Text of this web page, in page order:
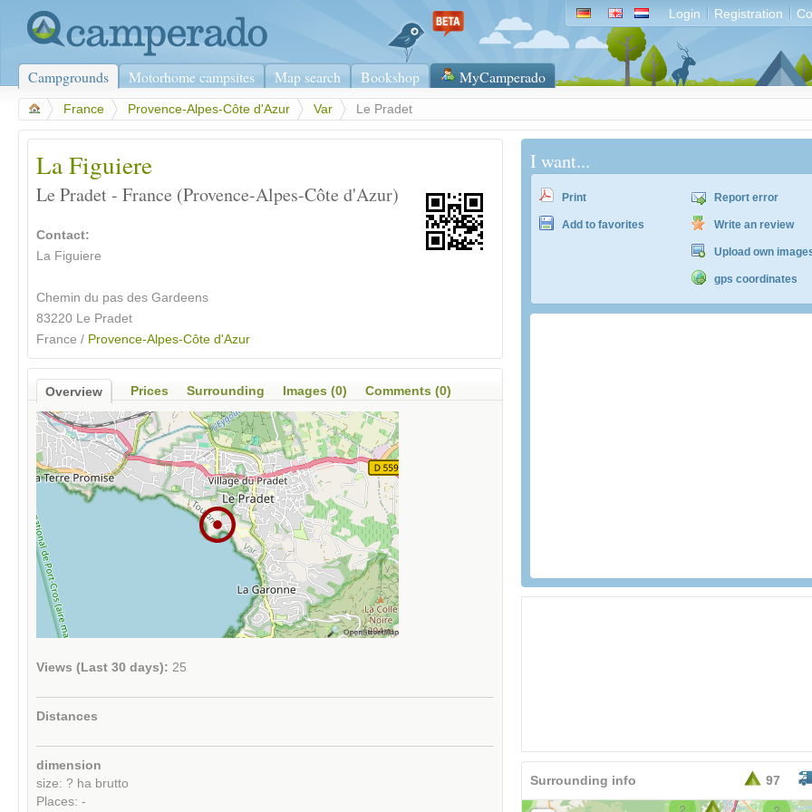
Login Registration
Campgrounds Motorhome campsites Map search Bookshop MyCamperado
France Provence-Alpes-Côte d'Azur Var Le Pradet
La Figuiere
Le Pradet - France (Provence-Alpes-Côte d'Azur)
Contact:
La Figuiere
Chemin du pas des Gardeens
83220 Le Pradet
France / Provence-Alpes-Côte d'Azur
Overview Prices Surrounding Images (0) Comments (0)
Views (Last 30 days): 25
Distances
dimension
size: ? ha brutto
Places: -
I want...
Print
Add to favorites
Report error
Write an review
Upload own
gps coordinates
97
Surrounding info
2
2